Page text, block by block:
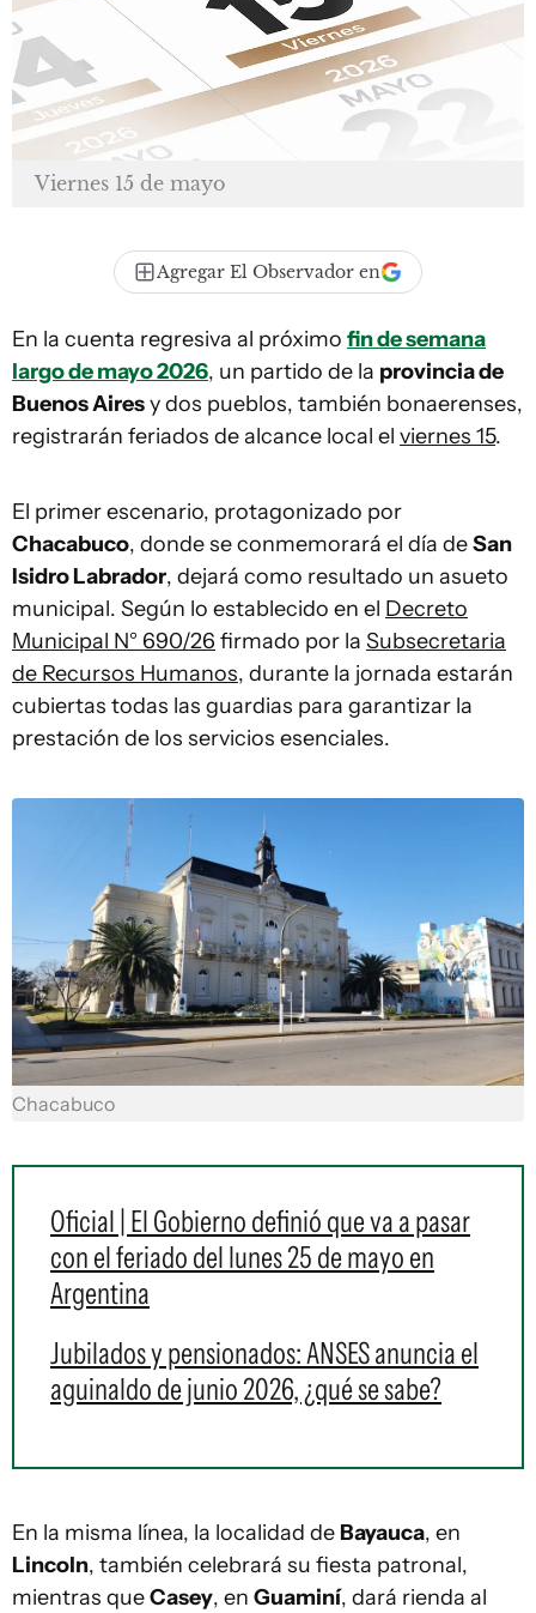
Viernes 15 de mayo
Agregar El Observador en
En la cuenta regresiva al próximo fin de semana
largo de mayo 2026, un partido de la provincia de
Buenos Airesy dos pueblos, también bonaerenses,
registrarán feriados de alcance local el viernes 15.
El primer escenario, protagonizado por
Chacabuco, donde se conmemorará el día deSan
Isidro Labrador, dejará como resultado un asueto
municipal. Según lo establecido en el Decreto
Municipal N° 690/26 firmado por la Subsecretaria
de Recursos Humanos, durante la jornada estarán
cubiertas todas las guardias para garantizar la
prestación de los servicios esenciales.
Chacabuco
Oficial | El Gobierno definió que va a pasar
con el feriado del lunes 25 de mayo en
Argentina
Jubilados y pensionados: ANSES anuncia el
aguinaldo de junio 2026, ¿qué se sabe?
En la misma línea, la localidad de Bayauca, en
Lincoln, también celebrará su fiesta patronal,
mientras queCasey, en Guaminí, dará rienda al